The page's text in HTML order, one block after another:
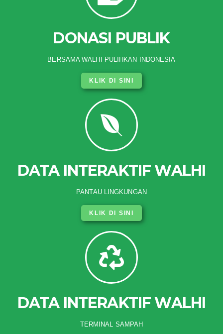
DONASI PUBLIK
BERSAMA WALHI PULIHKAN INDONESIA
KLIK DI SINI
DATA INTERAKTIF WALHI
PANTAU LINGKUNGAN
KLIK DI SINI
DATA INTERAKTIF WALHI
TERMINAL SAMPAH